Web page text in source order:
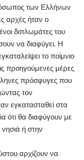
των Ελλήνων
αρχές ήταν ο
διπλωμάτες του
να διαφύγει. Η
το ποίμνιο
προηγούμενες μέρες
πρόσφυγες που
τον
εγκατασταθεί στα
ότι θα διαφύγουν με
ή στην
αρχίζουν να